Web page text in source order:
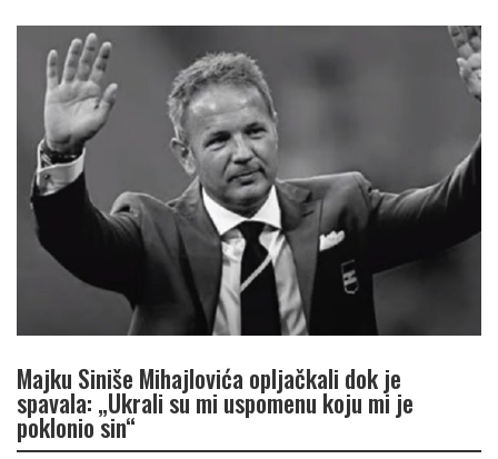
Majku Siniše Mihajlovića opljačkali dok je
spavala: „Ukrali su mi uspomenu koju mi je
poklonio sin“